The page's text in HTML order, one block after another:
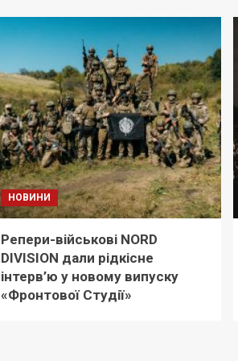
НОВИНИ
Репери-військові NORD
DIVISION дали рідкісне
інтерв’ю у новому випуску
«Фронтової Студії»